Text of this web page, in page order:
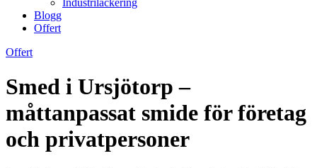
Industrilackering
Blogg
Offert
Offert
Smed i Ursjötorp –
måttanpassat smide för företag
och privatpersoner